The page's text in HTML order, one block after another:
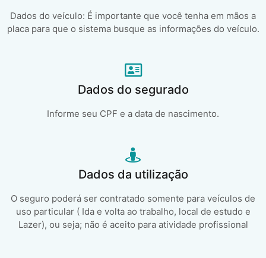
Dados do veículo: É importante que você tenha em mãos a
placa para que o sistema busque as informações do veículo.
Dados do segurado
Informe seu CPF e a data de nascimento.
Dados da utilização
O seguro poderá ser contratado somente para veículos de
uso particular ( Ida e volta ao trabalho, local de estudo e
Lazer), ou seja; não é aceito para atividade profissional